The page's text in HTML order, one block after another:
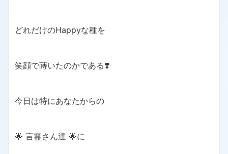
どれだけのHappyな種を
笑顔で蒔いたのかである❣️
今日は特にあなたからの
🌟 言霊さん達 🌟に